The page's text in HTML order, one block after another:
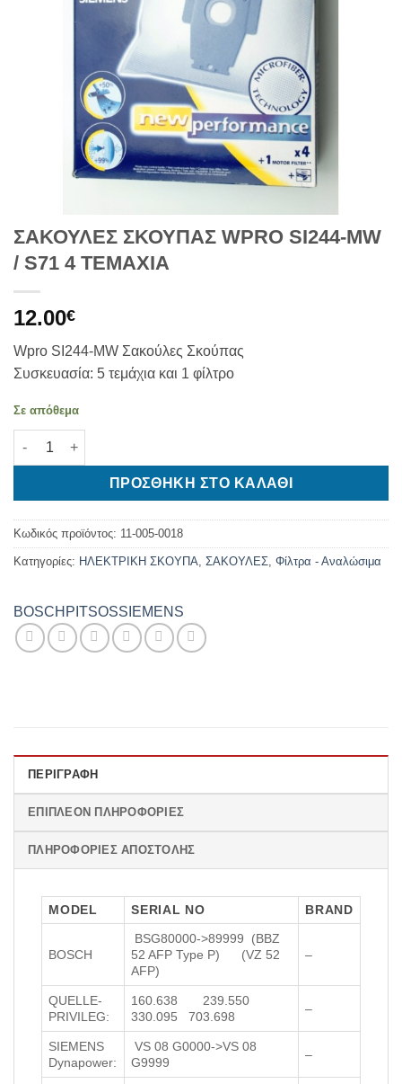
ΣΑΚΟΥΛΕΣ ΣΚΟΥΠΑΣ WPRO SI244-MW
/ S71 4 TEMAXIA
12.00€
Wpro SI244-MW Σακούλες Σκούπας
Συσκευασία: 5 τεμάχια και 1 φίλτρο
Σε απόθεμα
ΣΑΚΟΥΛΕΣ ΣΚΟΥΠΑΣ WPRO SI244-MW / S71 4 TEMAXIA
ΠΡΟΣΘΉΚΗ ΣΤΟ ΚΑΛΆΘΙ
Κωδικός προϊόντος: 11-005-0018
Κατηγορίες: ΗΛΕΚΤΡΙΚΗ ΣΚΟΥΠΑ ΣΑΚΟΥΛΕΣ Φίλτρα - Αναλώσιμα
BOSCH PITSOSSIEMENS
ΠΕΡΙΓΡΑΦΉ
ΕΠΙΠΛΈΟΝ ΠΛΗΡΟΦΟΡΊΕΣ
ΠΛΗΡΟΦΟΡΊΕΣ ΑΠΟΣΤΟΛΉΣ
MODEL SERIAL NO BRAND
BOSCH
BSG80000->89999 (BBZ
52 AFP Type P) (VZ 52
AFP)
–
QUELLE-
PRIVILEG:
160.638 239.550
330.095 703.698
–
SIΕMENS
Dynapower:
VS 08 G0000->VS 08
G9999
–